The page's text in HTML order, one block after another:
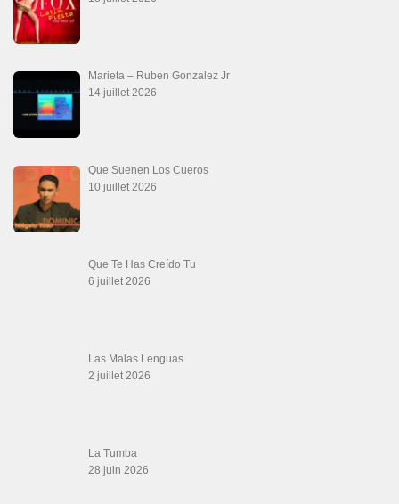
Marieta – Ruben Gonzalez Jr
14 juillet 2026
Que Suenen Los Cueros
10 juillet 2026
Que Te Has Creído Tu
6 juillet 2026
Las Malas Lenguas
2 juillet 2026
La Tumba
28 juin 2026